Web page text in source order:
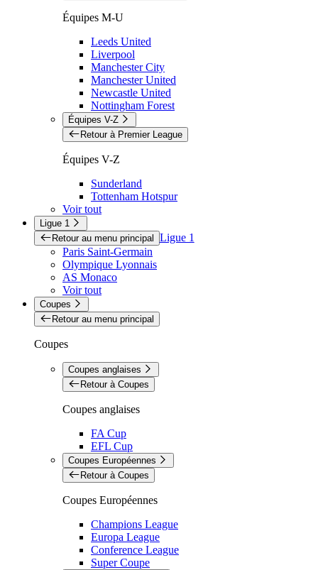
Équipes M-U
Leeds United
Liverpool
Manchester City
Manchester United
Newcastle United
Nottingham Forest
Équipes V-Z
Retour à Premier League
Équipes V-Z
Sunderland
Tottenham Hotspur
Voir tout
Ligue 1
Retour au menu principal Ligue 1
Paris Saint-Germain
Olympique Lyonnais
AS Monaco
Voir tout
Coupes
Retour au menu principal
Coupes
Coupes anglaises
Retour à Coupes
Coupes anglaises
FA Cup
EFL Cup
Coupes Européennes
Retour à Coupes
Coupes Européennes
Champions League
Europa League
Conference League
Super Coupe